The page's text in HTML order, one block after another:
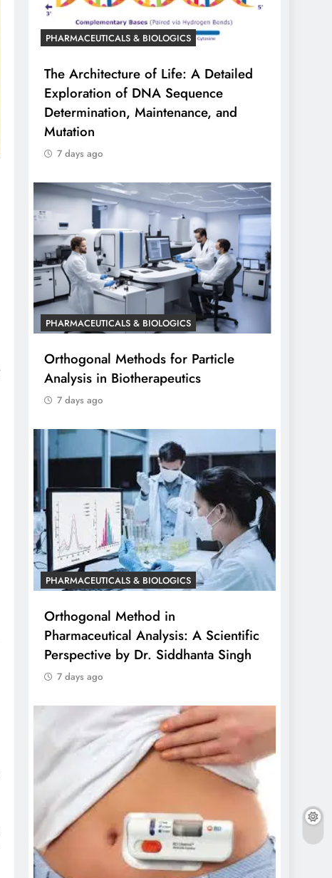
PHARMACEUTICALS & BIOLOGICS
The Architecture of Life: A Detailed
Exploration of DNA Sequence
Determination, Maintenance, and
Mutation
7 days ago
PHARMACEUTICALS & BIOLOGICS
Orthogonal Methods for Particle
Analysis in Biotherapeutics
7 days ago
PHARMACEUTICALS & BIOLOGICS
Orthogonal Method in
Pharmaceutical Analysis: A Scientific
Perspective by Dr. Siddhanta Singh
7 days ago